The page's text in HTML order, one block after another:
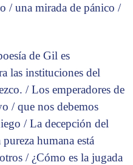
/ una mirada de pánico /
de Gil es
las instituciones del
/ Los emperadores de
/ que nos debemos
/ La decepción del
humana está
/ ¿Cómo es la jugada